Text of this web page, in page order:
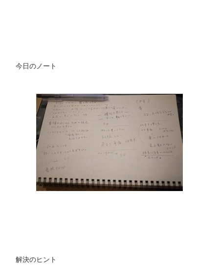
今日のノート
解決のヒント